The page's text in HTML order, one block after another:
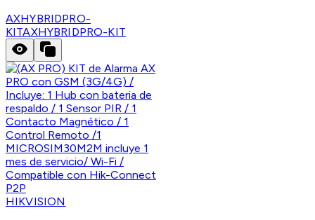
AXHYBRIDPRO-
KITAXHYBRIDPRO-KIT
HIKVISION